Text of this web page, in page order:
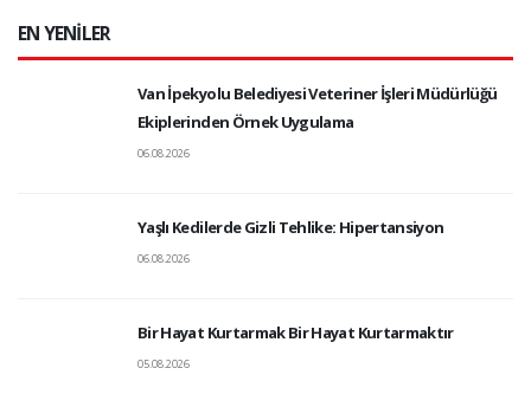
EN YENİLER
Van İpekyolu Belediyesi Veteriner İşleri Müdürlüğü
Ekiplerinden Örnek Uygulama
06.08.2026
Yaşlı Kedilerde Gizli Tehlike: Hipertansiyon
06.08.2026
Bir Hayat Kurtarmak Bir Hayat Kurtarmaktır
05.08.2026